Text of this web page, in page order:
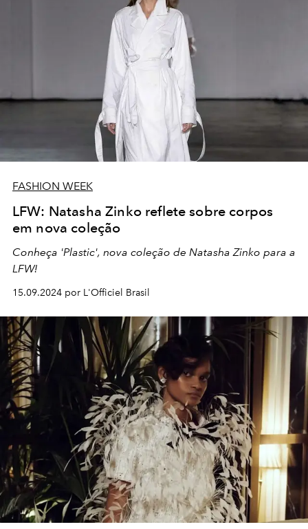
FASHION WEEK
LFW: Natasha Zinko reflete sobre corpos
em nova coleção
Conheça 'Plastic', nova coleção de Natasha Zinko para a
LFW!
15.09.2024 por L'Officiel Brasil